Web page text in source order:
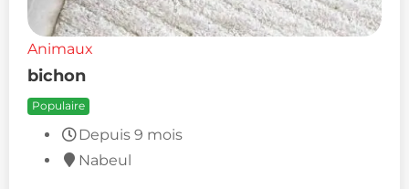
Animaux
bichon
Populaire
Depuis 9 mois
Nabeul